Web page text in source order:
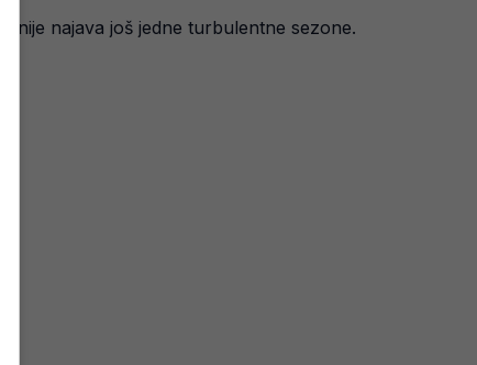
nije najava još jedne turbulentne sezone.